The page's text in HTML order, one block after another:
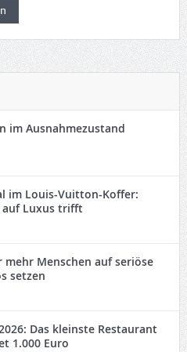
im Ausnahmezustand
im Louis-Vuitton-Koffer:
auf Luxus trifft
mehr Menschen auf seriöse
setzen
Das kleinste Restaurant
1.000 Euro